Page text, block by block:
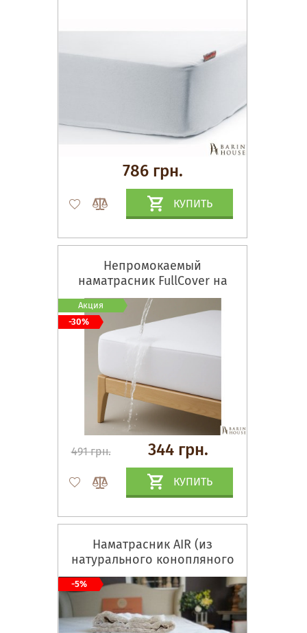
786 грн.
КУПИТЬ
Непромокаемый
наматрасник FullCover на
резинке по всему периметру
491 грн. 344 грн.
КУПИТЬ
Акция
-30%
Наматрасник AIR (из
натурального конопляного
волокна)
-5%